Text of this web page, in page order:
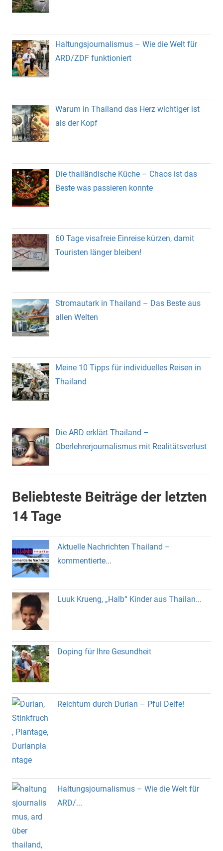
Haltungsjournalismus – Wie die Welt für
ARD/ZDF funktioniert
Warum in Thailand das Herz wichtiger ist
als der Kopf
Die thailändische Küche – Chaos ist das
Beste was passieren konnte
60 Tage visafreie Einreise kürzen, damit
Touristen länger bleiben!
Stromautark in Thailand – Das Beste aus
allen Welten
Meine 10 Tipps für individuelles Reisen in
Thailand
Die ARD erklärt Thailand –
Oberlehrerjournalismus mit Realitätsverlust
Beliebteste Beiträge der letzten
14 Tage
Aktuelle Nachrichten Thailand –
kommentierte...
Luuk Krueng, „Halb“ Kinder aus Thailan...
Doping für Ihre Gesundheit
Reichtum durch Durian – Pfui Deife!
Haltungsjournalismus – Wie die Welt für
ARD/...